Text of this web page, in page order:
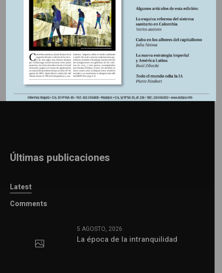
Información adicional
Últimas publicaciones
Latest
Comments
5 AGOSTO, 2026
La época de la intranquilidad